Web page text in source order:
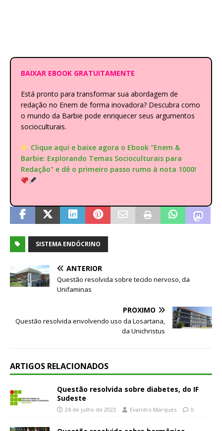
BAIXAR EBOOK GRATUITAMENTE
Está pronto para transformar sua abordagem de
redação no Enem de forma inovadora? Descubra como
o mundo da Barbie pode enriquecer seus argumentos
socioculturais.
Clique aqui e baixe agora o Ebook "Enem &
Barbie: Explorando Temas Socioculturais para
Redação" e dê o primeiro passo rumo à nota 1000!
SISTEMA ENDÓCRINO
ANTERIOR
Questão resolvida sobre tecido nervoso, da
Unifaminas
PRÓXIMO
Questão resolvida envolvendo uso da Losartana,
da Unichristus
ARTIGOS RELACIONADOS
Questão resolvida sobre diabetes, do IF
Sudeste
24 de julho de 2023 Evandro Marques 0